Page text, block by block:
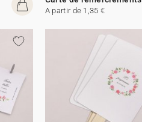
A partir de 1,35 €